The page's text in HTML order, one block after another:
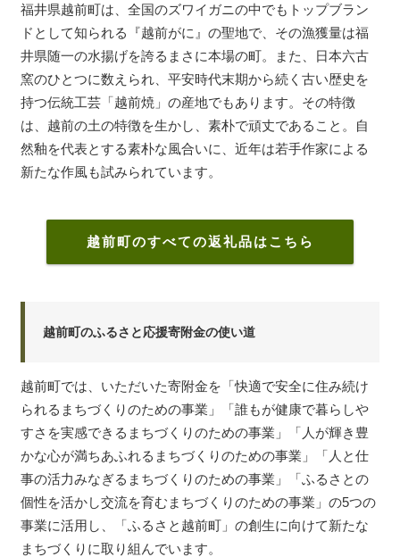
福井県越前町は、全国のズワイガニの中でもトップブラン
ドとして知られる『越前がに』の聖地で、その漁獲量は福
井県随一の水揚げを誇るまさに本場の町。また、日本六古
窯のひとつに数えられ、平安時代末期から続く古い歴史を
持つ伝統工芸「越前焼」の産地でもあります。その特徴
は、越前の土の特徴を生かし、素朴で頑丈であること。自
然釉を代表とする素朴な風合いに、近年は若手作家による
新たな作風も試みられています。
越前町のすべての返礼品はこちら
越前町のふるさと応援寄附金の使い道
越前町では、いただいた寄附金を「快適で安全に住み続け
られるまちづくりのための事業」「誰もが健康で暮らしや
すさを実感できるまちづくりのための事業」「人が輝き豊
かな心が満ちあふれるまちづくりのための事業」「人と仕
事の活力みなぎるまちづくりのための事業」「ふるさとの
個性を活かし交流を育むまちづくりのための事業」の5つの
事業に活用し、「ふるさと越前町」の創生に向けて新たな
まちづくりに取り組んでいます。